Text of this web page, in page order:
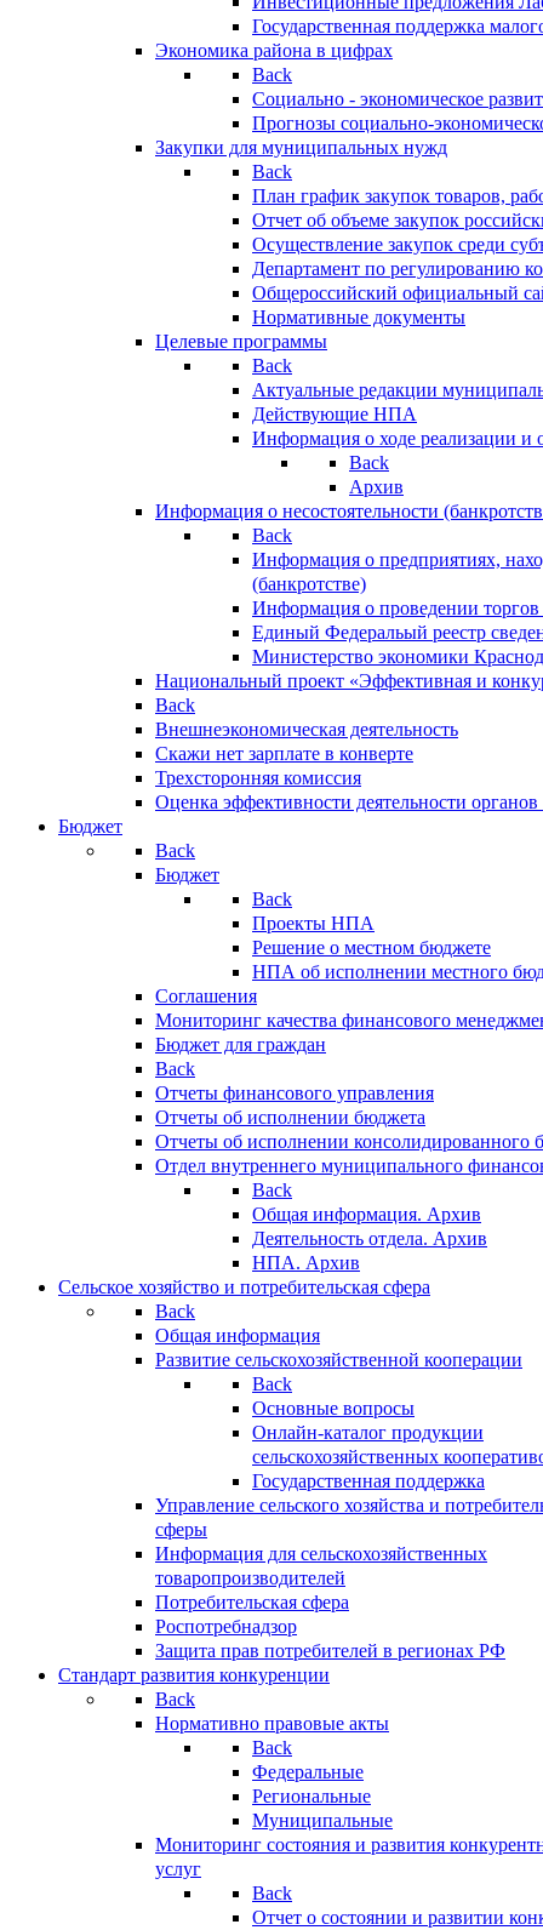
Государственная поддержка
Экономика района в цифрах
Back
Социально - экономическое
Прогнозы социально-
Закупки для муниципальных нужд
Back
План график закупок товаров,
Отчет об объеме закупок
Осуществление закупок среди
Департамент по регулированию
Общероссийский официальный
Нормативные документы
Целевые программы
Back
Актуальные редакции
Действующие НПА
Информация о ходе реализации
Back
Архив
Информация о несостоятельности
Back
Информация о предприятиях,
(банкротстве)
Информация о проведении
Единый Федеральый реестр
Министерство экономики
Национальный проект «Эффективная и
Back
Внешнеэкономическая деятельность
Скажи нет зарплате в конверте
Трехсторонняя комиссия
Оценка эффективности деятельности
Бюджет
Back
Бюджет
Back
Проекты НПА
Решение о местном бюджете
НПА об исполнении местного
Соглашения
Мониторинг качества финансового
Бюджет для граждан
Back
Отчеты финансового управления
Отчеты об исполнении бюджета
Отчеты об исполнении консолидированного
Отдел внутреннего муниципального
Back
Общая информация. Архив
Деятельность отдела. Архив
НПА. Архив
Сельское хозяйство и потребительская сфера
Back
Общая информация
Развитие сельскохозяйственной кооперации
Back
Основные вопросы
Онлайн-каталог продукции
сельскохозяйственных
Государственная поддержка
Управление сельского хозяйства и
сферы
Информация для сельскохозяйственных
товаропроизводителей
Потребительская сфера
Роспотребнадзор
Защита прав потребителей в регионах РФ
Стандарт развития конкуренции
Back
Нормативно правовые акты
Back
Федеральные
Региональные
Муниципальные
Мониторинг состояния и развития
услуг
Back
Отчет о состоянии и развитии